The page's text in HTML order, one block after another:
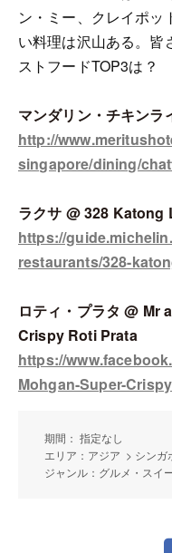
ン・ミー、クレイポッ
い料理は沢山ある。皆
ストフードTOP3は？
マンダリン・チキン
http://
singapore/dining/
ラクサ @ 328 Katong
https://
restaurants/328-
ロティ・プラタ @ Mr
Crispy Roti Prata
https://
Mohgan-Super-
期間： 指定なし
エリア：アジア > シンガ
ジャンル：グルメ・スイ